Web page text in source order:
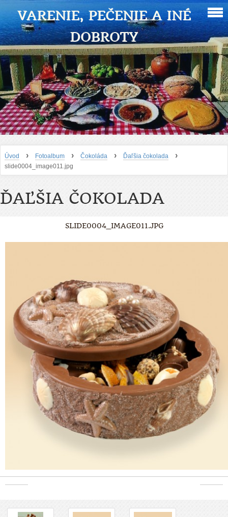
VARENIE, PEČENIE A INÉ
DOBROTY
Úvod › Fotoalbum › Čokoláda › Ďaľšia čokolada ›
slide0004_image011.jpg
ĎAĽŠIA ČOKOLADA
SLIDE0004_IMAGE011.JPG